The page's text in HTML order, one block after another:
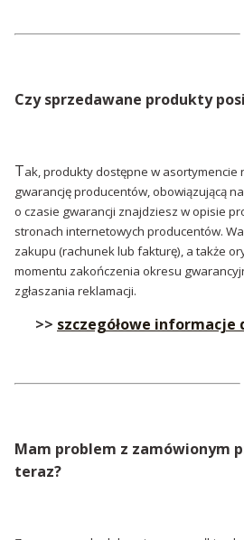
Czy sprzedawane produkty
Tak, produkty dostępne w
gwarancję producentów, obowiązującą
o czasie gwarancji znajdziesz w opisie
stronach internetowych producentów.
zakupu (rachunek lub fakturę), a także
momentu zakończenia okresu
zgłaszania reklamacji.
>> szczegółowe
Mam problem z zamówionym
teraz?